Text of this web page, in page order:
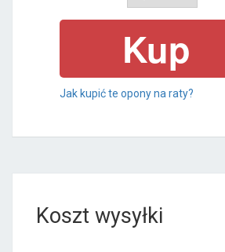
Jak kupić te opony na raty?
Koszt wysyłki